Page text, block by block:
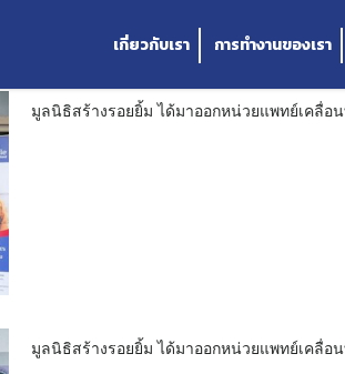
เกี่ยวกับเรา การทำงานของเรา
ลศรีสะเกษ จังหวัดศรีสะเกษ ตั้งแต่
มูลนิธิสร้างรอยยิ้ม ได้มาออกหน่วยแพทย์เคลื่อ
ลศรีสะเกษ จังหวัดศรีสะเกษ ตั้งแต่
มูลนิธิสร้างรอยยิ้ม ได้มาออกหน่วยแพทย์เคลื่อ